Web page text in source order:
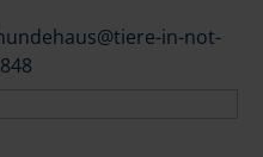
in-not-